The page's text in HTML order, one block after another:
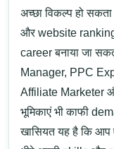
अच्छा विकल्प हो
और website
career बनाया जा
Manager, PPC
Affiliate Marketer
भूमिकाएं भी काफी
खासियत यह है कि